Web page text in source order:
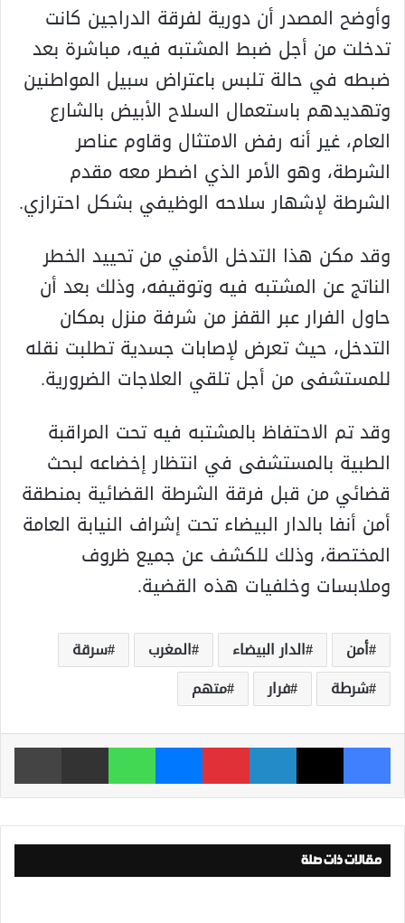
وأوضح المصدر أن دورية لفرقة الدراجين كانت
تدخلت من أجل ضبط المشتبه فيه، مباشرة بعد
ضبطه في حالة تلبس باعتراض سبيل المواطنين
وتهديدهم باستعمال السلاح الأبيض بالشارع
العام، غير أنه رفض الامتثال وقاوم عناصر
الشرطة، وهو الأمر الذي اضطر معه مقدم
الشرطة لإشهار سلاحه الوظيفي بشكل احترازي.
وقد مكن هذا التدخل الأمني من تحييد الخطر
الناتج عن المشتبه فيه وتوقيفه، وذلك بعد أن
حاول الفرار عبر القفز من شرفة منزل بمكان
التدخل، حيث تعرض لإصابات جسدية تطلبت نقله
للمستشفى من أجل تلقي العلاجات الضرورية.
وقد تم الاحتفاظ بالمشتبه فيه تحت المراقبة
الطبية بالمستشفى في انتظار إخضاعه لبحث
قضائي من قبل فرقة الشرطة القضائية بمنطقة
أمن أنفا بالدار البيضاء تحت إشراف النيابة العامة
المختصة، وذلك للكشف عن جميع ظروف
وملابسات وخلفيات هذه القضية.
أمن الدار البيضاء المغرب
سرقة
شرطة
فرار متهم
فيسبوك ‫X لينكدإن بينتيريست ماسنجر واتساب مشاركة عبر البريد
مقالات ذات صلة